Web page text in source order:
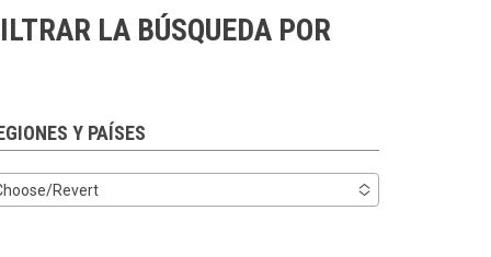
LA BÚSQUEDA POR
Y PAÍSES
Revert